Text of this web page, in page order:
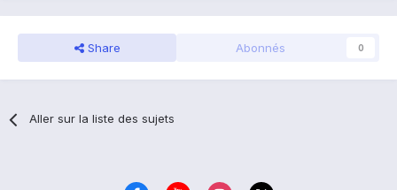
Share Abonnés 0
Aller sur la liste des sujets